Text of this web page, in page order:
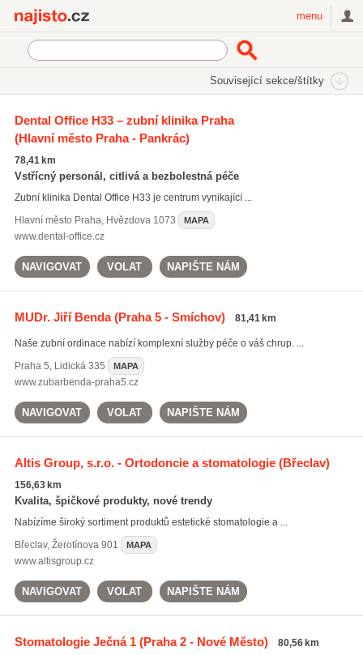
menu
Související sekce/štítky
Dental Office H33 – zubní klinika Praha
(Hlavní město Praha - Pankrác)
78,41 km
Vstřícný personál, citlivá a bezbolestná péče
Zubní klinika Dental Office H33 je centrum vynikající ...
Hlavní město Praha, Hvězdova 1073 MAPA
www.dental-office.cz
NAVIGOVAT VOLAT NAPIŠTE NÁM
MUDr. Jiří Benda(Praha 5 - Smíchov) 81,41 km
Naše zubní ordinace nabízí komplexní služby péče o váš chrup. ...
Praha 5, Lidická 335 MAPA
www.zubarbenda-praha5.cz
NAVIGOVAT VOLAT NAPIŠTE NÁM
Altis Group, s.r.o. - Ortodoncie a stomatologie(Břeclav)
156,63 km
Kvalita, špičkové produkty, nové trendy
Nabízíme široký sortiment produktů estetické stomatologie a ...
Břeclav, Žerotínova 901 MAPA
www.altisgroup.cz
NAVIGOVAT VOLAT NAPIŠTE NÁM
Stomatologie Ječná 1(Praha 2 - Nové Město) 80,56 km